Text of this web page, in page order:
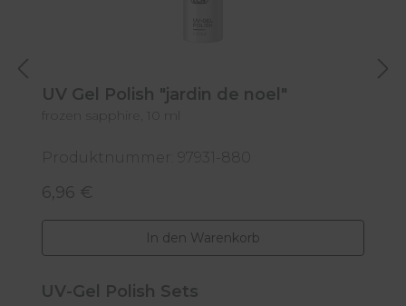
UV Gel Polish "jardin de noel"
frozen sapphire, 10 ml
Produktnummer: 97931-880
Regulärer Preis:
6,96 €
In den Warenkorb
Produktgalerie überspringen
UV-Gel Polish Sets